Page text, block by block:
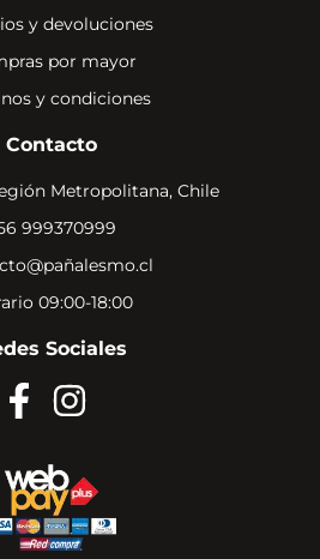
y devoluciones
por mayor
y condiciones
Contacto
Metropolitana, Chile
999370999
09:00-18:00
Sociales